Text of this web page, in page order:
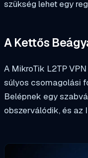
szükség lehet egy
A Kettős
A MikroTik L2TP
súlyos csomagolási
Belépnek egy
obszerválódik, és az